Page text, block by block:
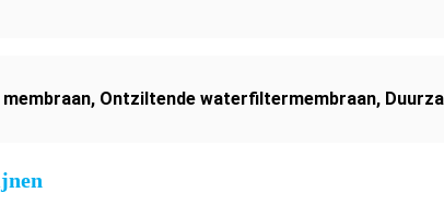
, Ontziltende waterfiltermembraan,